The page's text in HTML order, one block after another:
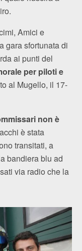
Amici e
gara sfortunata di
ai punti del
per piloti e
al Mugello, il 17-
non è
è stata
transitati, a
bandiera blu ad
via radio che la